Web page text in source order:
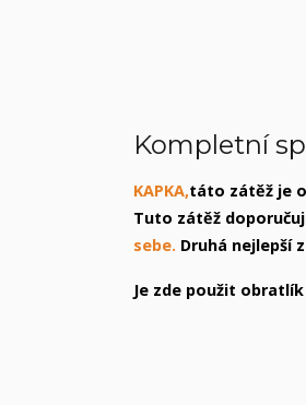
Kompletní
KAPKA,táto zátěž je
Tuto zátěž
sebe. Druhá nejlepší
Je zde použit obratlík